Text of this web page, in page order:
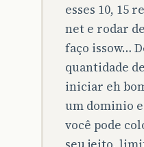
esses 10, 15
net e rodar
faço issow…
quantidade
iniciar eh
um dominio
você pode